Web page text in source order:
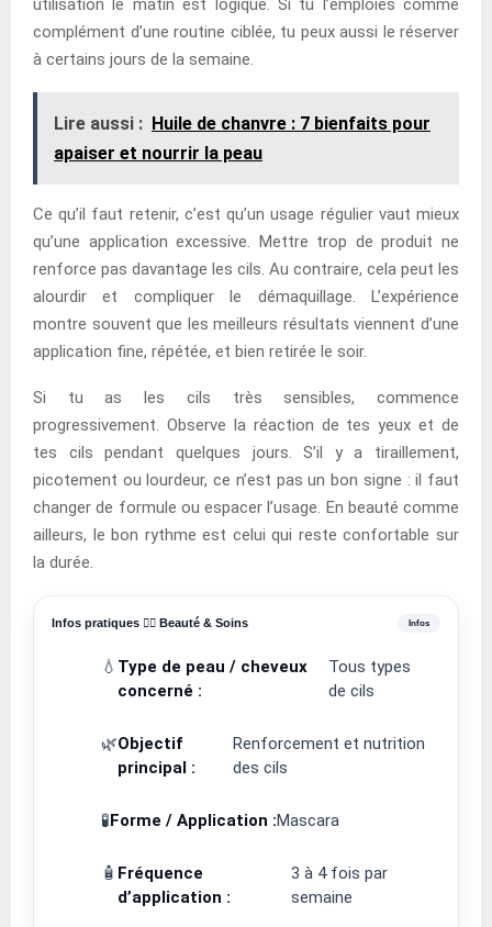
utilisation le matin est logique. Si tu l’emploies comme
complément d’une routine ciblée, tu peux aussi le réserver
à certains jours de la semaine.
Lire aussi : Huile de chanvre : 7 bienfaits pour
apaiser et nourrir la peau
Ce qu’il faut retenir, c’est qu’un usage régulier vaut mieux
qu’une application excessive. Mettre trop de produit ne
renforce pas davantage les cils. Au contraire, cela peut les
alourdir et compliquer le démaquillage. L’expérience
montre souvent que les meilleurs résultats viennent d’une
application fine, répétée, et bien retirée le soir.
Si tu as les cils très sensibles, commence
progressivement. Observe la réaction de tes yeux et de
tes cils pendant quelques jours. S’il y a tiraillement,
picotement ou lourdeur, ce n’est pas un bon signe : il faut
changer de formule ou espacer l’usage. En beauté comme
ailleurs, le bon rythme est celui qui reste confortable sur
la durée.
Infos pratiques 💆‍♀️ Beauté & Soins
💧 Type de peau / cheveux
concerné :
Tous types
de cils
🌿Objectif
principal :
Renforcement et nutrition
des cils
🧪Forme / Application :Mascara
🧴 Fréquence
d’application :
3 à 4 fois par
semaine